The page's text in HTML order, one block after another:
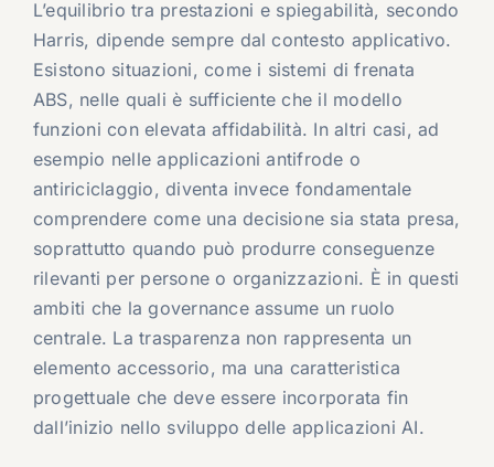
L’equilibrio tra prestazioni e spiegabilità, secondo
Harris, dipende sempre dal contesto applicativo.
Esistono situazioni, come i sistemi di frenata
ABS, nelle quali è sufficiente che il modello
funzioni con elevata affidabilità. In altri casi, ad
esempio nelle applicazioni antifrode o
antiriciclaggio, diventa invece fondamentale
comprendere come una decisione sia stata presa,
soprattutto quando può produrre conseguenze
rilevanti per persone o organizzazioni. È in questi
ambiti che la governance assume un ruolo
centrale. La trasparenza non rappresenta un
elemento accessorio, ma una caratteristica
progettuale che deve essere incorporata fin
dall’inizio nello sviluppo delle applicazioni AI.